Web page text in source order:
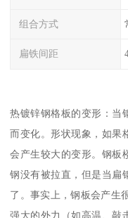
组合方式
扁铁间距
热镀锌钢格板的变形：当
而变化。形状现象，如果
会产生较大的变形。钢板
钢没有被拉直，但是当扁
了。事实上，钢板会产生
强大的外力（如高温、敲